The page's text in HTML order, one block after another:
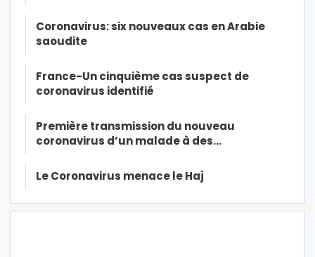
Coronavirus: six nouveaux cas en Arabie
saoudite
France-Un cinquième cas suspect de
coronavirus identifié
Première transmission du nouveau
coronavirus d’un malade à des…
Le Coronavirus menace le Haj